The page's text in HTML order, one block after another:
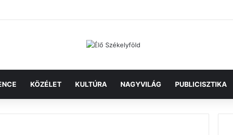
KÖZÉLET KULTÚRA NAGYVILÁG PUBLICISZTIKA